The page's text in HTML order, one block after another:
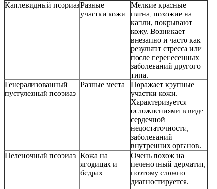
Каплевидный псориазРазные
участки кожи
Мелкие красные
пятна, похожие на
капли, покрывают
кожу. Возникает
внезапно и часто как
результат стресса или
после перенесенных
заболеваний другого
типа.
Генерализованный
пустулезный псориаз
Разные места
Поражает крупные
участки кожи.
Характеризуется
осложнениями в виде
сердечной
недостаточности,
заболеваний
внутренних органов.
Пеленочный псориаз Кожа на
ягодицах и
бедрах
Очень похож на
пеленочный дерматит,
поэтому сложно
диагностируется.